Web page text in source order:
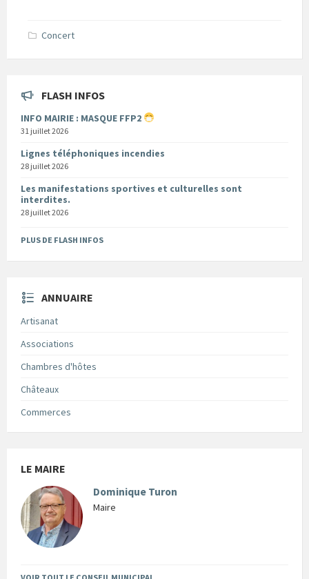
Concert
FLASH INFOS
INFO MAIRIE : MASQUE FFP2
31 juillet 2026
Lignes téléphoniques incendies
28 juillet 2026
Les manifestations sportives et culturelles sont
interdites.
28 juillet 2026
PLUS DE FLASH INFOS
ANNUAIRE
Artisanat
Associations
Chambres d'hôtes
Châteaux
Commerces
LE MAIRE
Dominique Turon
Maire